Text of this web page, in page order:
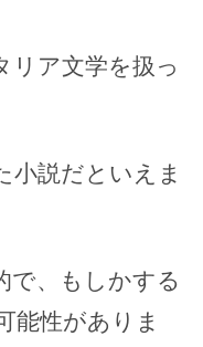
リア文学を扱っ
小説だといえま
で、もしかする
能性がありま